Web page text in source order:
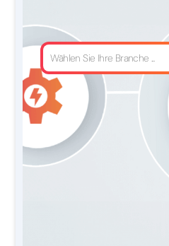
Wählen Sie Ihre Branche ...